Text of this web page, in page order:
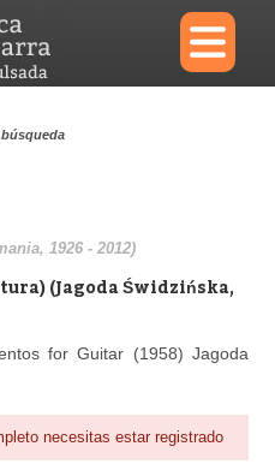
×
Diccionario
Reproductor
1926 - 2012)
(Jagoda Świdzińska,
for Guitar (1958) Jagoda
necesitas estar registrado